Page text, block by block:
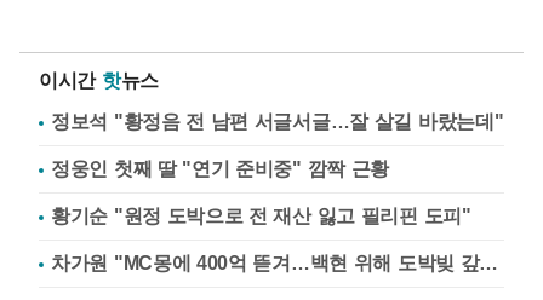
이시간 핫뉴스
정보석 "황정음 전 남편 서글서글…잘 살길 바랐는데"
정웅인 첫째 딸 "연기 준비중" 깜짝 근황
황기순 "원정 도박으로 전 재산 잃고 필리핀 도피"
차가원 "MC몽에 400억 뜯겨…백현 위해 도박빚 갚아줘"